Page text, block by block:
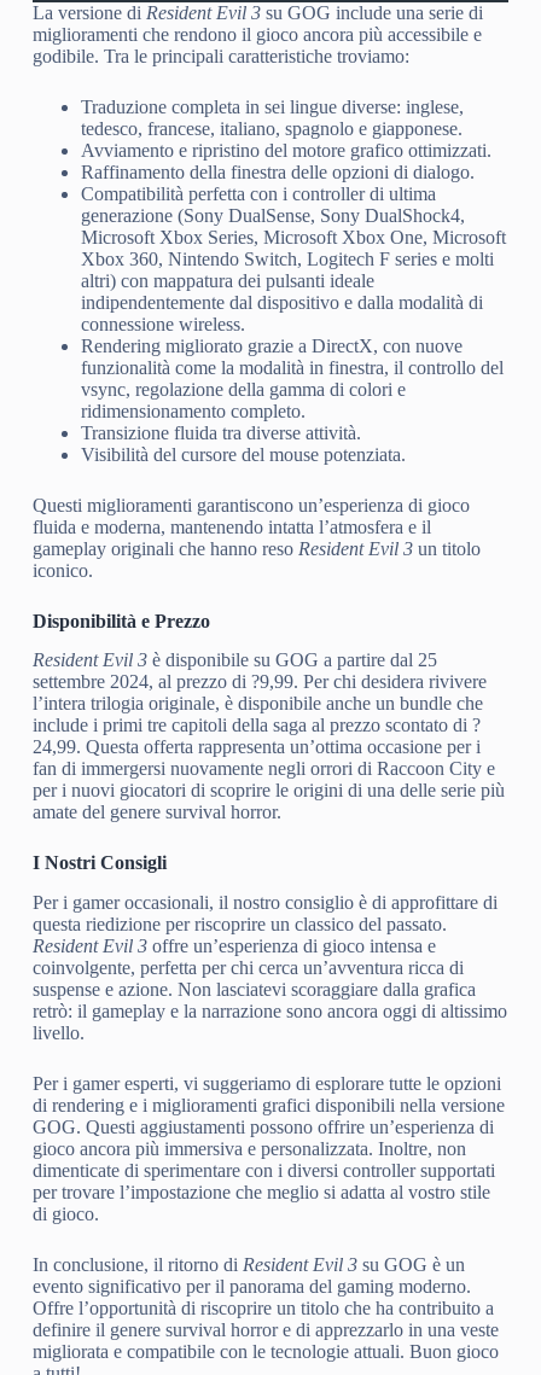
La versione di Resident Evil 3su GOG include una serie di
miglioramenti che rendono il gioco ancora più accessibile e
godibile. Tra le principali caratteristiche troviamo:
Traduzione completa in sei lingue diverse: inglese,
tedesco, francese, italiano, spagnolo e giapponese.
Avviamento e ripristino del motore grafico ottimizzati.
Raffinamento della finestra delle opzioni di dialogo.
Compatibilità perfetta con i controller di ultima
generazione (Sony DualSense, Sony DualShock4,
Microsoft Xbox Series, Microsoft Xbox One, Microsoft
Xbox 360, Nintendo Switch, Logitech F series e molti
altri) con mappatura dei pulsanti ideale
indipendentemente dal dispositivo e dalla modalità di
connessione wireless.
Rendering migliorato grazie a DirectX, con nuove
funzionalità come la modalità in finestra, il controllo del
vsync, regolazione della gamma di colori e
ridimensionamento completo.
Transizione fluida tra diverse attività.
Visibilità del cursore del mouse potenziata.
Questi miglioramenti garantiscono un’esperienza di gioco
fluida e moderna, mantenendo intatta l’atmosfera e il
gameplay originali che hanno reso Resident Evil 3un titolo
iconico.
Disponibilità e Prezzo
Resident Evil 3è disponibile su GOG a partire dal 25
settembre 2024, al prezzo di ?9,99. Per chi desidera rivivere
l’intera trilogia originale, è disponibile anche un bundle che
include i primi tre capitoli della saga al prezzo scontato di ?
24,99. Questa offerta rappresenta un’ottima occasione per i
fan di immergersi nuovamente negli orrori di Raccoon City e
per i nuovi giocatori di scoprire le origini di una delle serie più
amate del genere survival horror.
I Nostri Consigli
Per i gamer occasionali, il nostro consiglio è di approfittare di
questa riedizione per riscoprire un classico del passato.
Resident Evil 3offre un’esperienza di gioco intensa e
coinvolgente, perfetta per chi cerca un’avventura ricca di
suspense e azione. Non lasciatevi scoraggiare dalla grafica
retrò: il gameplay e la narrazione sono ancora oggi di altissimo
livello.
Per i gamer esperti, vi suggeriamo di esplorare tutte le opzioni
di rendering e i miglioramenti grafici disponibili nella versione
GOG. Questi aggiustamenti possono offrire un’esperienza di
gioco ancora più immersiva e personalizzata. Inoltre, non
dimenticate di sperimentare con i diversi controller supportati
per trovare l’impostazione che meglio si adatta al vostro stile
di gioco.
In conclusione, il ritorno di Resident Evil 3su GOG è un
evento significativo per il panorama del gaming moderno.
Offre l’opportunità di riscoprire un titolo che ha contribuito a
definire il genere survival horror e di apprezzarlo in una veste
migliorata e compatibile con le tecnologie attuali. Buon gioco